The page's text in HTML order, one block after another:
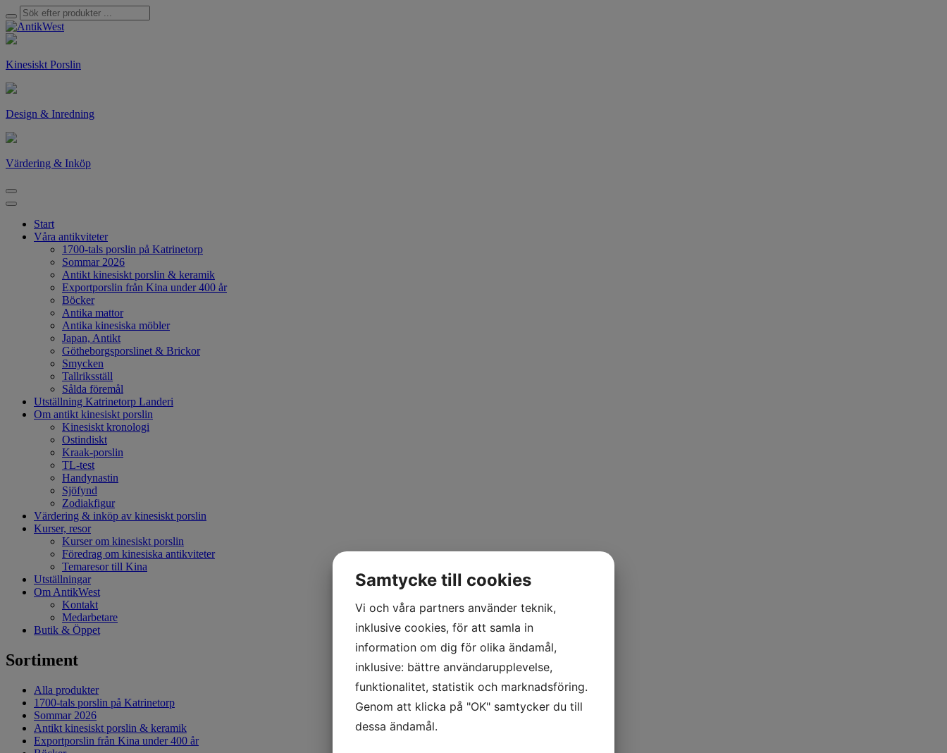
Kinesiskt Porslin
Design & Inredning
Värdering & Inköp
Start
Våra antikviteter
1700-tals porslin på Katrinetorp
Sommar 2026
Antikt kinesiskt porslin & keramik
Exportporslin från Kina under 400 år
Böcker
Antika mattor
Antika kinesiska möbler
Japan, Antikt
Götheborgsporslinet & Brickor
Smycken
Tallriksställ
Sålda föremål
Utställning Katrinetorp Landeri
Om antikt kinesiskt porslin
Kinesiskt kronologi
Ostindiskt
Kraak-porslin
TL-test
Handynastin
Sjöfynd
Zodiakfigur
Värdering & inköp av kinesiskt porslin
Kurser, resor
Kurser om kinesiskt porslin
Föredrag om kinesiska antikviteter
Temaresor till Kina
Utställningar
Om AntikWest
Kontakt
Medarbetare
Butik & Öppet
Sortiment
Alla produkter
1700-tals porslin på Katrinetorp
Sommar 2026
Antikt kinesiskt porslin & keramik
Exportporslin från Kina under 400 år
Samtycke till cookies
Vi och våra partners använder teknik,
inklusive cookies, för att samla in
information om dig för olika ändamål,
inklusive: bättre användarupplevelse,
funktionalitet, statistik och marknadsföring.
Genom att klicka på "OK" samtycker du till
dessa ändamål.